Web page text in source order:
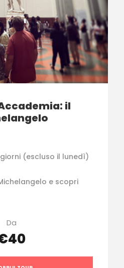
il
(escluso il lunedì)
e scopri
Da